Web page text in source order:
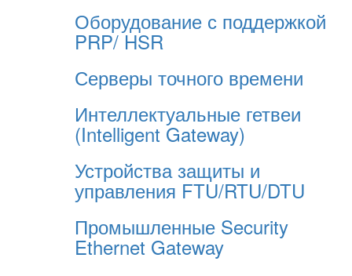
Оборудование с поддержкой
PRP/ HSR
Серверы точного времени
Интеллектуальные гетвеи
(Intelligent Gateway)
Устройства защиты и
управления FTU/RTU/DTU
Промышленные Security
Ethernet Gateway